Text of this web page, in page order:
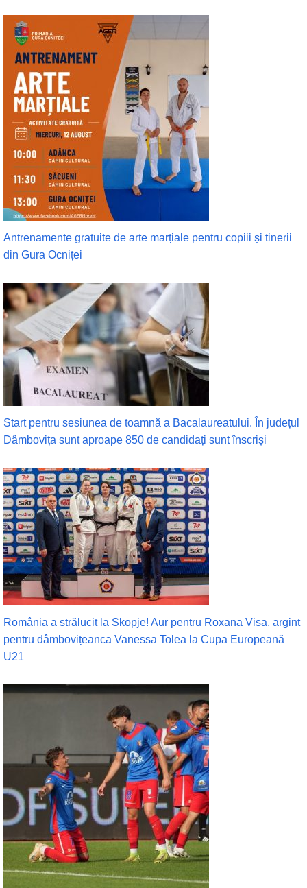
Antrenamente gratuite de arte marțiale pentru copiii și tinerii
din Gura Ocniței
Start pentru sesiunea de toamnă a Bacalaureatului. În județul
Dâmbovița sunt aproape 850 de candidați sunt înscriși
România a strălucit la Skopje! Aur pentru Roxana Visa, argint
pentru dâmbovițeanca Vanessa Tolea la Cupa Europeană
U21